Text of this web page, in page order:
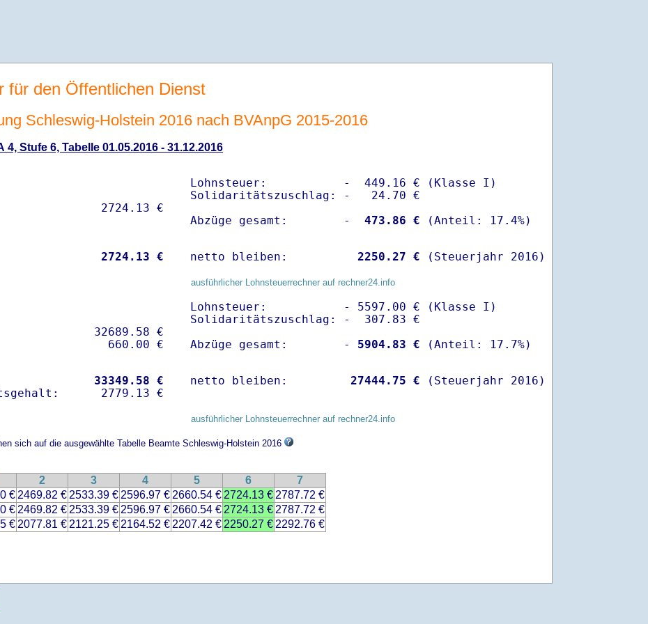
für den Öffentlichen Dienst
Schleswig-Holstein 2016 nach BVAnpG 2015-2016
Stufe 6, Tabelle 01.05.2016 - 31.12.2016
Lohnsteuer:           -  449.16 € (Klasse I)
Solidaritätszuschlag: -   24.70 €
Abzüge gesamt:        -
  473.86 €
2724.13 € netto bleiben: 2250.27 € (Steuerjahr 2016)
ausführlicher Lohnsteuerrechner auf rechner24.info
32689.58 €
Lohnsteuer:           - 5597.00 € (Klasse I)
Solidaritätszuschlag: -  307.83 €
Abzüge gesamt:        -
5904.83 €
33349.58 €
netto bleiben: 27444.75 € (Steuerjahr 2016)
ausführlicher Lohnsteuerrechner auf rechner24.info
sich auf die ausgewählte Tabelle Beamte Schleswig-Holstein 2016
2 3 4 5 6
7
€ 2469.82 € 2533.39 € 2596.97 € 2660.54 € 2724.13 € 2787.72 €
€ 2469.82 € 2533.39 € 2596.97 € 2660.54 € 2724.13 € 2787.72 €
€ 2077.81 € 2121.25 € 2164.52 € 2207.42 € 2250.27 € 2292.76 €